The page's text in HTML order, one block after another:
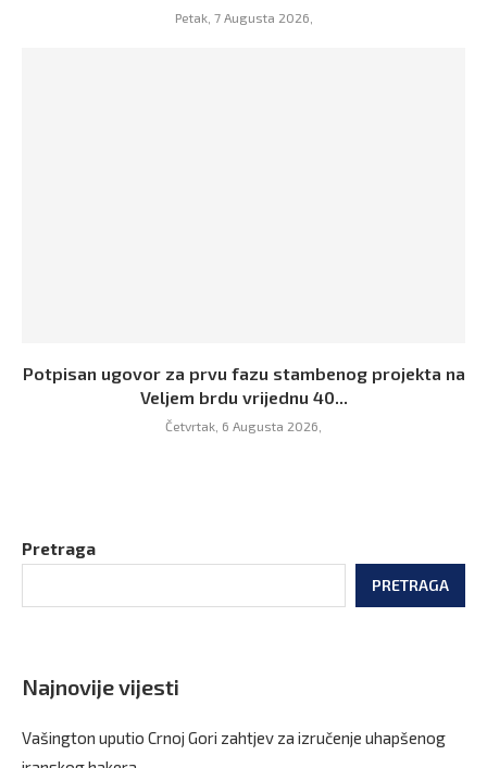
Petak, 7 Augusta 2026,
Potpisan ugovor za prvu fazu stambenog projekta na
Veljem brdu vrijednu 40...
Četvrtak, 6 Augusta 2026,
Pretraga
PRETRAGA
Najnovije vijesti
Vašington uputio Crnoj Gori zahtjev za izručenje uhapšenog